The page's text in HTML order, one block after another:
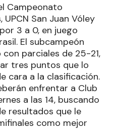
Campeonato
San Juan Vóley
3 a 0, en juego
El subcampeón
parciales de 25-21,
tres puntos que lo
cara a la clasificación.
enfrentar a Club
a las 14, buscando
resultados que le
como mejor